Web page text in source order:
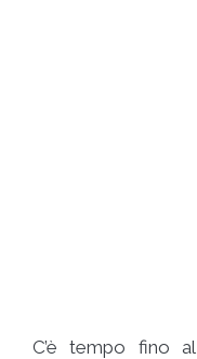
C’è tempo fino al